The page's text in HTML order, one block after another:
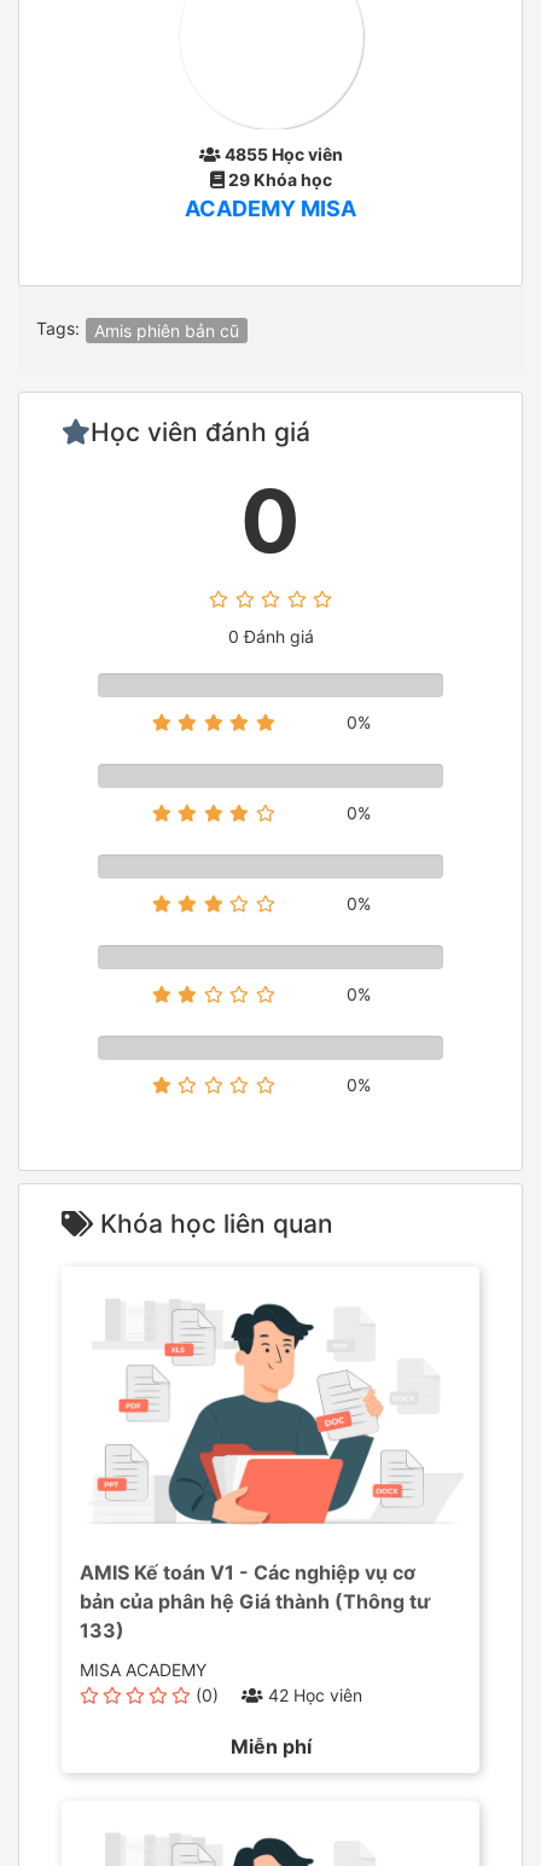
4855 Học viên
29 Khóa học
ACADEMY MISA
Tags: Amis phiên bản cũ
Học viên đánh giá
0
0 Đánh giá
0%
0%
0%
0%
0%
Khóa học liên quan
AMIS Kế toán V1 - Các nghiệp vụ cơ
bản của phân hệ Giá thành (Thông tư
133)
MISA ACADEMY
(0)
42 Học viên
Miễn phí